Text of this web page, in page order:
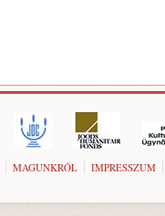
MAGUNKRÓL IMPRESSZUM